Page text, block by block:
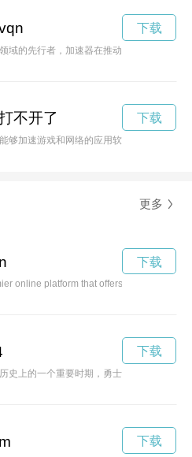
域的先行者，加速器在推动创新技术发展
下载
不开了
够加速游戏和网络的应用软件，具有游戏
下载
更多
online platform that offers a wide
下载
史上的一个重要时期，勇士们乘船穿越未
下载
下载